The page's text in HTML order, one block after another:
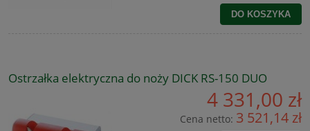
DO KOSZYKA
Ostrzałka elektryczna do noży DICK RS-150 DUO
4 331,00 zł
Cena netto: 3 521,14 zł